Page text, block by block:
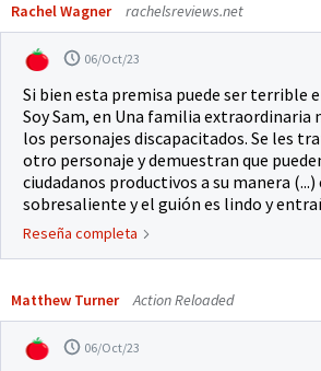
Rachel Wagner rachelsreviews.net
06/Oct/23
Si bien esta premisa puede ser terrible
Soy Sam, en Una familia extraordinaria
los personajes discapacitados. Se les
otro personaje y demuestran que
ciudadanos productivos a su manera (...)
sobresaliente y el guión es lindo y
Reseña completa
Matthew Turner Action Reloaded
06/Oct/23